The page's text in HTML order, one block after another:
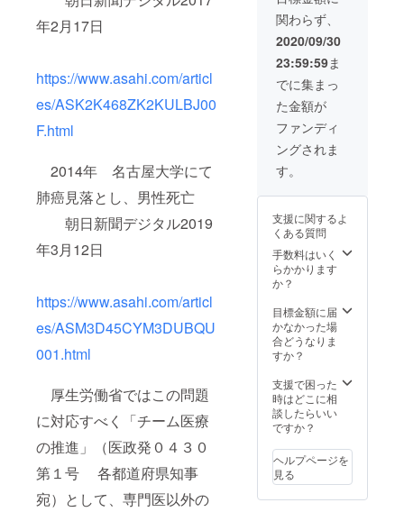
年2月17日
https://www.asahi.com/articl
es/ASK2K468ZK2KULBJ00
F.html
2014年 名古屋大学にて
肺癌見落とし、男性死亡
朝日新聞デジタル2019
年3月12日
https://www.asahi.com/articl
es/ASM3D45CYM3DUBQU
001.html
厚生労働省ではこの問題
に対応すべく「チーム医療
の推進」（医政発０４３０
第１号 各都道府県知事
宛）として、専門医以外の
ス」第1
巻から
最新巻
まで1
セット
＋お礼
状と
ホーム
ページ
へのお
名前掲
関わらず、
2020/09/30
23:59:59ま
でに集まっ
た金額が
ファンディ
ングされま
す。
支援に関するよ
くある質問
手数料はいく
らかかります
か？
目標金額に届
かなかった場
合どうなりま
すか？
支援で困った
時はどこに相
談したらいい
ですか？
ヘルプページを
見る